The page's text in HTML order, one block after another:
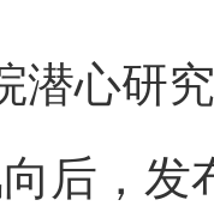
潜心研
后，发